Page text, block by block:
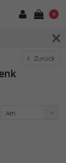
0
Zurück
Am